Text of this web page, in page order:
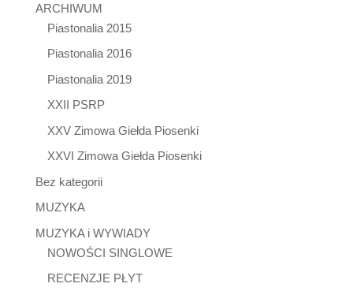
ARCHIWUM
Piastonalia 2015
Piastonalia 2016
Piastonalia 2019
XXII PSRP
XXV Zimowa Giełda Piosenki
XXVI Zimowa Giełda Piosenki
Bez kategorii
MUZYKA
MUZYKA i WYWIADY
NOWOŚCI SINGLOWE
RECENZJE PŁYT